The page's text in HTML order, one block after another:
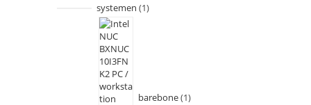
systemen 1
barebone 1